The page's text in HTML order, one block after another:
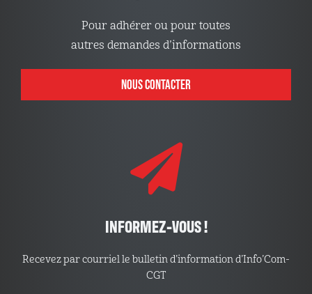
Pour adhérer ou pour toutes
autres demandes d’informations
NOUS CONTACTER
INFORMEZ-VOUS !
Recevez par courriel le bulletin d’information d’Info’Com-
CGT